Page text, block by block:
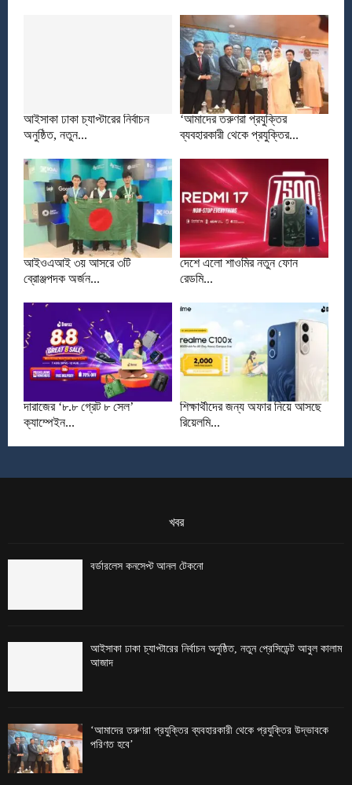
আইসাকা ঢাকা চ্যাপ্টারের নির্বাচন
অনুষ্ঠিত, নতুন...
‘আমাদের তরুণরা প্রযুক্তির
ব্যবহারকারী থেকে প্রযুক্তির...
আইওএআই ৩য় আসরে ৩টি
ব্রোঞ্জপদক অর্জন...
দেশে এলো শাওমির নতুন ফোন
রেডমি...
দারাজের ‘৮.৮ গ্রেট ৮ সেল’
ক্যাম্পেইন...
শিক্ষার্থীদের জন্য অফার নিয়ে আসছে
রিয়েলমি...
খবর
বর্ডারলেস কনসেপ্ট আনল টেকনো
আইসাকা ঢাকা চ্যাপ্টারের নির্বাচন অনুষ্ঠিত, নতুন প্রেসিডেন্ট আবুল কালাম
আজাদ
‘আমাদের তরুণরা প্রযুক্তির ব্যবহারকারী থেকে প্রযুক্তির উদ্ভাবকে
পরিণত হবে’